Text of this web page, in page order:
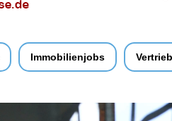
Immobilienjobs Vertrieb